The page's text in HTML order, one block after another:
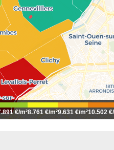
€/m²8.761 €/m²9.631 €/m²10.502